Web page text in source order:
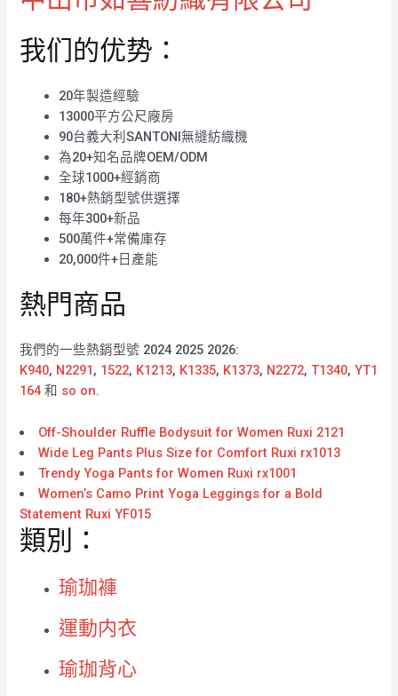
我们的优势：
20年製造經驗
13000平方公尺廠房
90台義大利SANTONI無縫紡織機
為20+知名品牌OEM/ODM
全球1000+經銷商
180+熱銷型號供選擇
每年300+新品
500萬件+常備庫存
20,000件+日產能
熱門商品
我們的一些熱銷型號 2024 2025 2026:
K940, N2291 , 1522, K1213, K1335, K1373, N2272,T1340,YT1
164 和 so on.
Off-Shoulder Ruffle Bodysuit for Women Ruxi 2121
Wide Leg Pants Plus Size for Comfort Ruxi rx1013
Trendy Yoga Pants for Women Ruxi rx1001
Women’s Camo Print Yoga Leggings for a Bold
Statement Ruxi YF015
類別：
瑜珈褲
運動内衣
瑜珈背心